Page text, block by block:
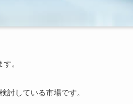
。
討している市場です。